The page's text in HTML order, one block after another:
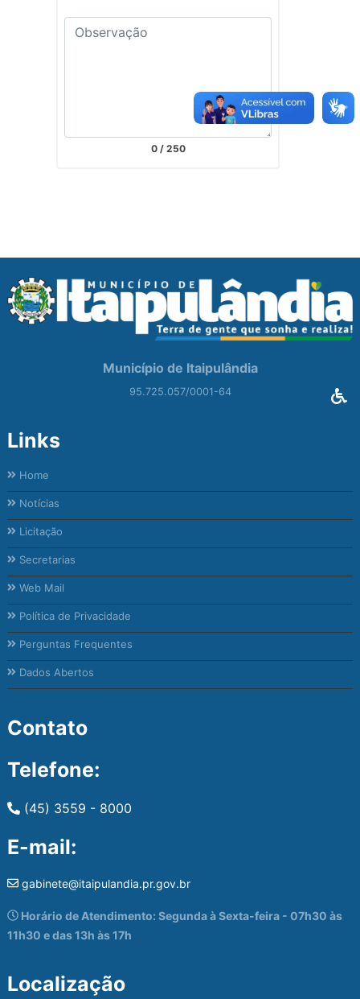
0/ 250
Município de Itaipulândia
95.725.057/0001-64
Links
Home
Notícias
Licitação
Secretarias
Web Mail
Política de Privacidade
Perguntas Frequentes
Dados Abertos
Contato
Telefone:
(45) 3559 - 8000
E-mail:
gabinete@itaipulandia.pr.gov.br
Horário de Atendimento: Segunda à Sexta-feira - 07h30 às
11h30 e das 13h às 17h
Localização